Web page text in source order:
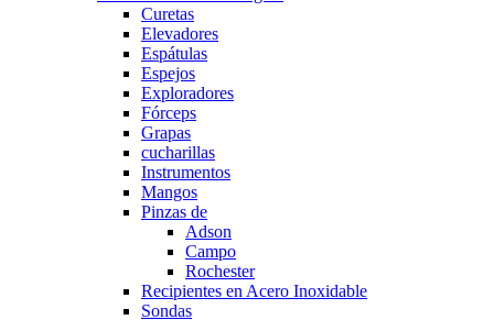
Curetas
Elevadores
Espátulas
Espejos
Exploradores
Fórceps
Grapas
cucharillas
Instrumentos
Mangos
Pinzas de
Adson
Campo
Rochester
Recipientes en Acero Inoxidable
Sondas